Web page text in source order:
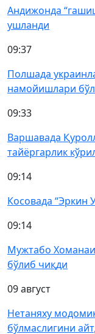
Андижонда
ушланди
09:37
Полшада
намойишлари
09:33
Варшавада
тайёргарлик
09:14
Косовада “Эркин
09:14
Мужтабо
бўлиб чиқди
09 август
Нетаняху
бўлмаслигини